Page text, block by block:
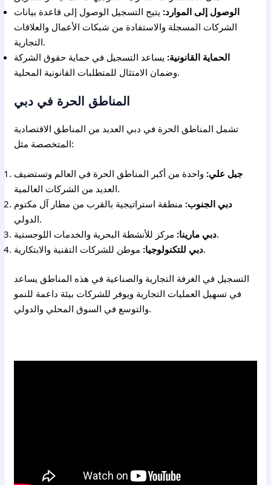
الوصول إلى الموارد: يتيح التسجيل الوصول إلى قاعدة بيانات
الشركات المسجلة والاستفادة من شبكات الأعمال والعلاقات
التجارية.
الحماية القانونية: يساعد التسجيل في حماية حقوق الشركة
وضمان الامتثال للمتطلبات القانونية المحلية.
المناطق الحرة في دبي
تشمل المناطق الحرة في دبي العديد من المناطق الاقتصادية
المتخصصة مثل:
جبل علي: واحدة من أكبر المناطق الحرة في العالم وتستضيف
العديد من الشركات العالمية.
دبي الجنوب: منطقة استراتيجية بالقرب من مطار آل مكتوم
الدولي.
دبي مارينا:مركز للأنشطة البحرية والخدمات اللوجستية.
دبي للتكنولوجيا:موطن للشركات التقنية والابتكارية.
التسجيل في الغرفة التجارية والصناعية في هذه المناطق يساعد
في تسهيل العمليات التجارية ويوفر للشركات بيئة داعمة للنمو
والتوسع في السوق المحلي والدولي.